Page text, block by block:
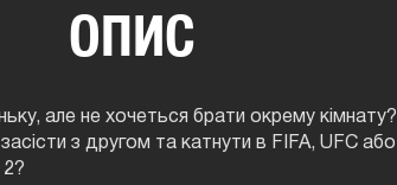
ОПИС
але не хочеться брати окрему кімнату?
з другом та катнути в FIFA, UFC
2?